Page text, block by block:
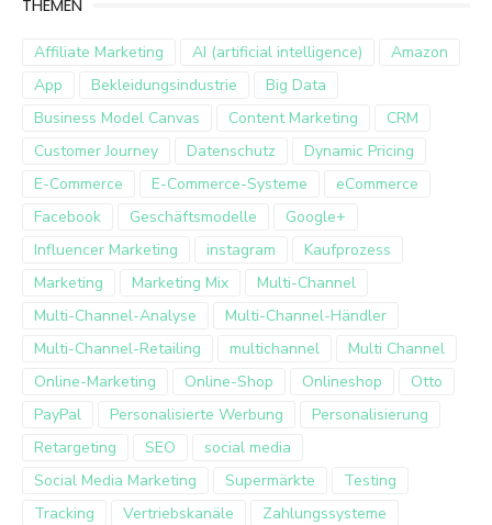
THEMEN
Affiliate Marketing AI (artificial intelligence)
Amazon
App
Bekleidungsindustrie
Big Data
Business Model Canvas
Content Marketing
CRM
Customer Journey
Datenschutz
Dynamic Pricing
E-Commerce
E-Commerce-Systeme
eCommerce
Facebook
Geschäftsmodelle
Google+
Influencer Marketing
instagram
Kaufprozess
Marketing
Marketing Mix
Multi-Channel
Multi-Channel-Analyse
Multi-Channel-Händler
Multi-Channel-Retailing
multichannel
Multi Channel
Online-Marketing
Online-Shop Onlineshop
Otto
PayPal
Personalisierte Werbung
Personalisierung
Retargeting
SEO
social media
Social Media Marketing
Supermärkte
Testing
Tracking
Vertriebskanäle Zahlungssysteme